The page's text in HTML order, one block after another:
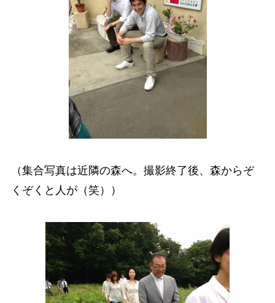
（集合写真は近隣の森へ。撮影終了後、森からぞ
くぞくと人が（笑））